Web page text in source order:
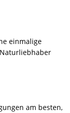
einmalige
am besten,